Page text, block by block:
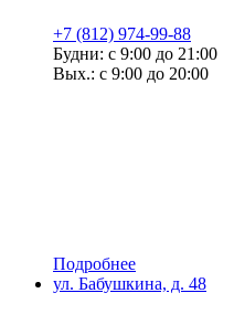
+7 (812) 974-99-88
Будни: с 9:00 до 21:00
Вых.: с 9:00 до 20:00
Подробнее
ул. Бабушкина, д. 48